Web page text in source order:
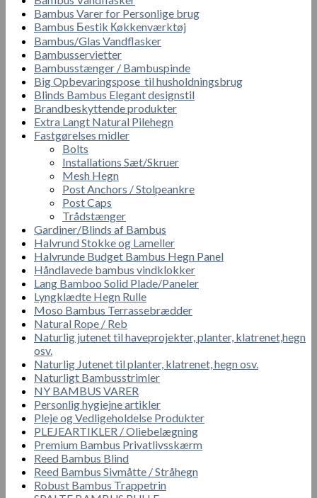
Bambus Varer for Personlige brug
Bambus Бestik Кøkkenværktøj
Bambus/Glas Vandflasker
Bambusservietter
Bambusstænger / Bambuspinde
Big Opbevaringspose til husholdningsbrug
Blinds Bambus Elegant designstil
Brandbeskyttende produkter
Extra Langt Natural Pilehegn
Fastgørelses midler
Bolts
Installations Sæt/Skruer
Mesh Hegn
Post Anchors / Stolpeankre
Post Caps
Trådstænger
Gardiner/Blinds af Bambus
Halvrund Stokke og Lameller
Halvrunde Budget Bambus Hegn Panel
Håndlavede bambus vindklokker
Lang Bamboo Solid Plade/Paneler
Lyngklædte Hegn Rulle
Moso Bambus Terrassebrædder
Natural Rope / Reb
Naturlig jutenet til haveprojekter, planter, klatrenet,hegn
osv.
Naturlig Jutenet til planter, klatrenet, hegn osv.
Naturligt Bambusstrimler
NY BAMBUS VARER
Personlig hygiejne artikler
Pleje og Vedligeholdelse Produkter
PLEJEARTIKLER / Oliebelægning
Premium Bambus Privatlivsskærm
Reed Bambus Blind
Reed Bambus Sivmåtte / Stråhegn
Robust Bambus Trappetrin